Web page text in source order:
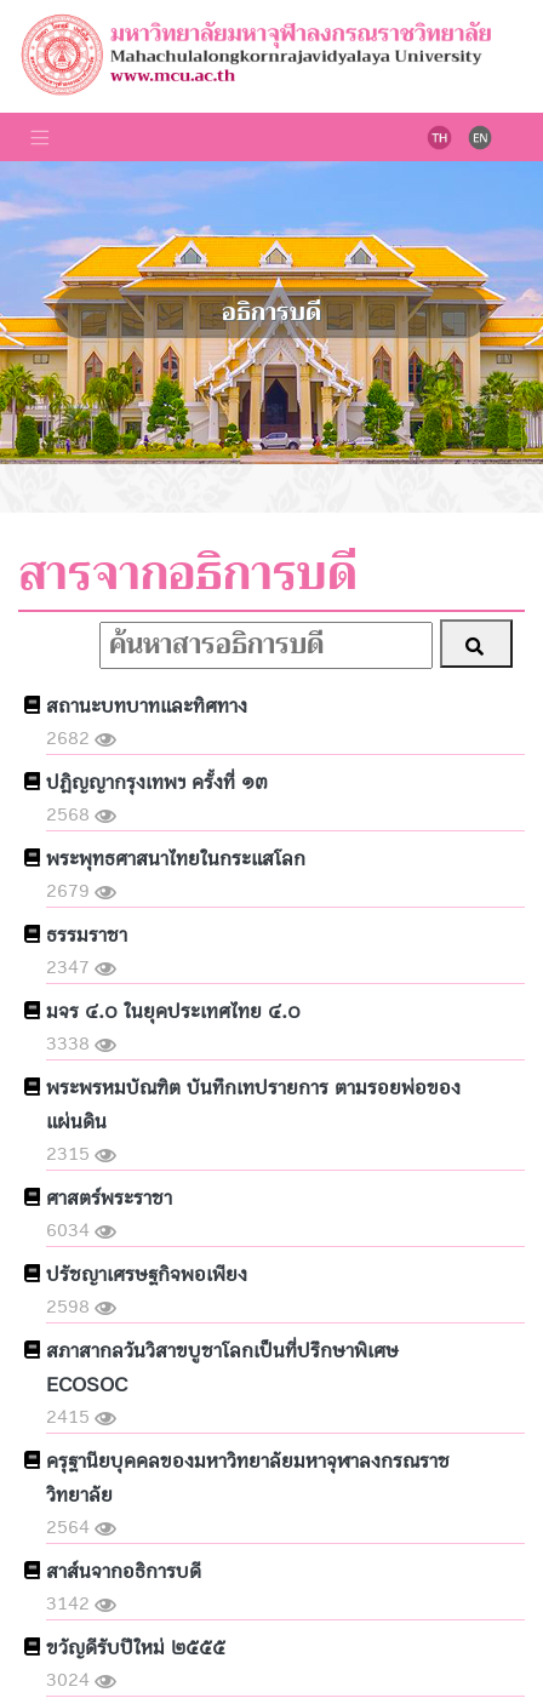
อธิการบดี
สารจากอธิการบดี
สถานะบทบาทและทิศทาง
2682
ปฎิญญากรุงเทพฯ ครั้งที่ ๑๓
2568
พระพุทธศาสนาไทยในกระแสโลก
2679
ธรรมราชา
2347
มจร ๔.๐ ในยุคประเทศไทย ๔.๐
3338
พระพรหมบัณฑิต บันทึกเทปรายการ ตามรอยพ่อของ
แผ่นดิน
2315
ศาสตร์พระราชา
6034
ปรัชญาเศรษฐกิจพอเพียง
2598
สภาสากลวันวิสาขบูชาโลกเป็นที่ปรึกษาพิเศษ
ECOSOC
2415
ครุฐานียบุคคลของมหาวิทยาลัยมหาจุฬาลงกรณราช
วิทยาลัย
2564
สาส์นจากอธิการบดี
3142
ขวัญดีรับปีใหม่ ๒๕๕๕
3024